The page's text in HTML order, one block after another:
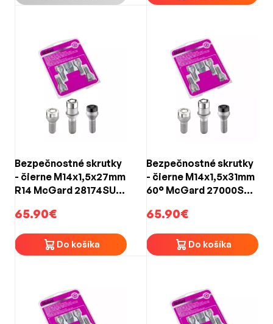
Bezpečnostné skrutky
- čierne M14x1,5x27mm
R14 McGard 28174SUB
65.90€
Do košíka
Bezpečnostné skrutky
- čierne M14x1,5x31mm
60° McGard 27000SUB
65.90€
Do košíka